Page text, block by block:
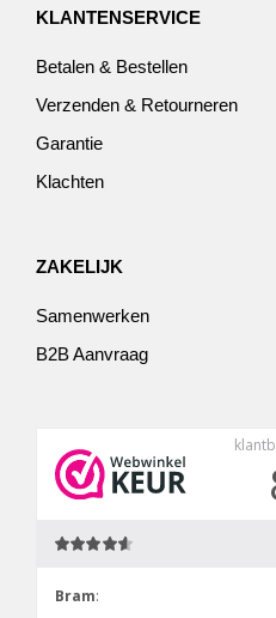
KLANTENSERVICE
Betalen & Bestellen
Verzenden & Retourneren
Garantie
Klachten
ZAKELIJK
Samenwerken
B2B Aanvraag